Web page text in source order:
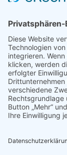
Vonbdsadmin